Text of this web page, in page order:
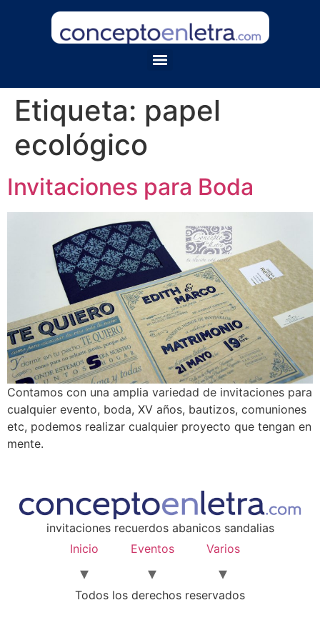
Etiqueta: papel
ecológico
Invitaciones para Boda
Contamos con una amplia variedad de invitaciones para
cualquier evento, boda, XV años, bautizos, comuniones
etc, podemos realizar cualquier proyecto que tengan en
mente.
invitaciones recuerdos abanicos sandalias
Inicio
Eventos Varios
Todos los derechos reservados